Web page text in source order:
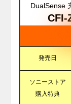
DualSense
CFI-
発売日
ソニーストア
購入特典